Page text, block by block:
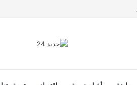
والمجالية خيار استراتيجي للبلاد